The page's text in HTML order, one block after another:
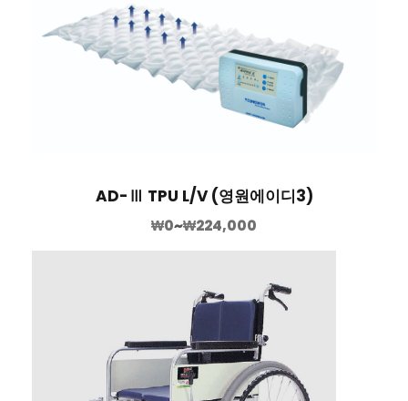
AD-Ⅲ TPU L/V (영원에이디3)
₩0~₩224,000